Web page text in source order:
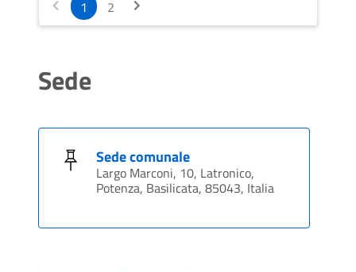
1 2
Sede
Sede comunale
Largo Marconi, 10, Latronico,
Potenza, Basilicata, 85043, Italia